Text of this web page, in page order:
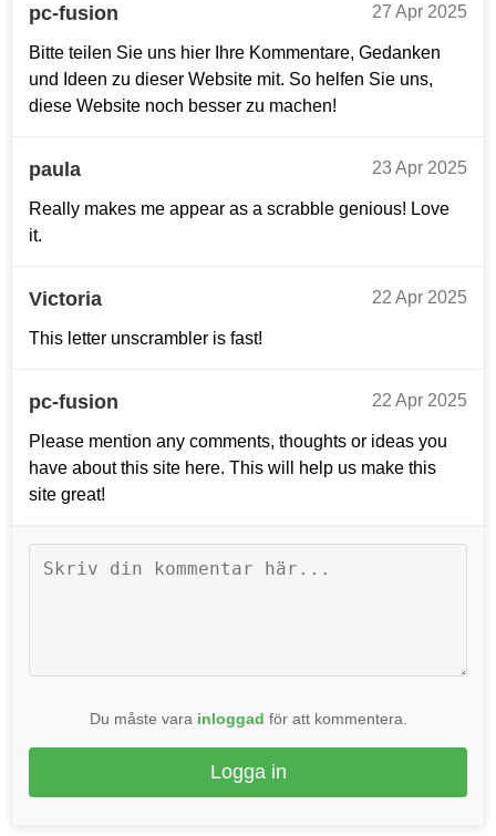
pc-fusion 27 Apr 2025
Bitte teilen Sie uns hier Ihre Kommentare, Gedanken
und Ideen zu dieser Website mit. So helfen Sie uns,
diese Website noch besser zu machen!
paula 23 Apr 2025
Really makes me appear as a scrabble genious! Love
it.
Victoria 22 Apr 2025
This letter unscrambler is fast!
pc-fusion 22 Apr 2025
Please mention any comments, thoughts or ideas you
have about this site here. This will help us make this
site great!
Du måste vara inloggad för att kommentera.
Logga in